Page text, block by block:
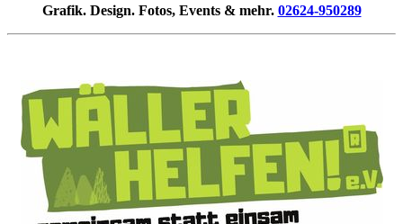
Grafik. Design. Fotos, Events & mehr. 02624-950289